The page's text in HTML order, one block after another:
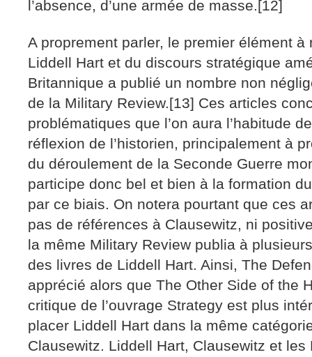
l’absence, d’une armée de masse.[12]
A proprement parler, le premier élément à
Liddell Hart et du discours stratégique
Britannique a publié un nombre non
de la Military Review.[13] Ces articles
problématiques que l’on aura l’habitude
réflexion de l’historien, principalement à
du déroulement de la Seconde Guerre
participe donc bel et bien à la formation
par ce biais. On notera pourtant que ces
pas de références à Clausewitz, ni
la même Military Review publia à
des livres de Liddell Hart. Ainsi, The
apprécié alors que The Other Side of the
critique de l’ouvrage Strategy est plus
placer Liddell Hart dans la même
Clausewitz. Liddell Hart, Clausewitz et les